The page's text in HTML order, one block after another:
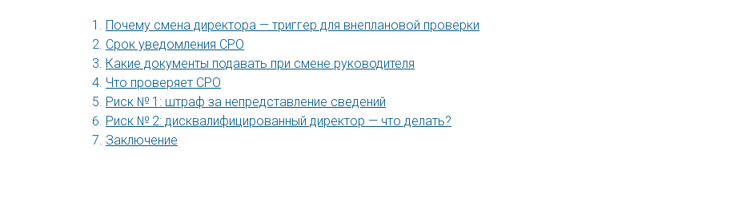
Почему смена директора — триггер для внеплановой проверки
Срок уведомления СРО
Какие документы подавать при смене руководителя
Что проверяет СРО
Риск № 1: штраф за непредставление сведений
Риск № 2: дисквалифицированный директор — что делать?
Заключение